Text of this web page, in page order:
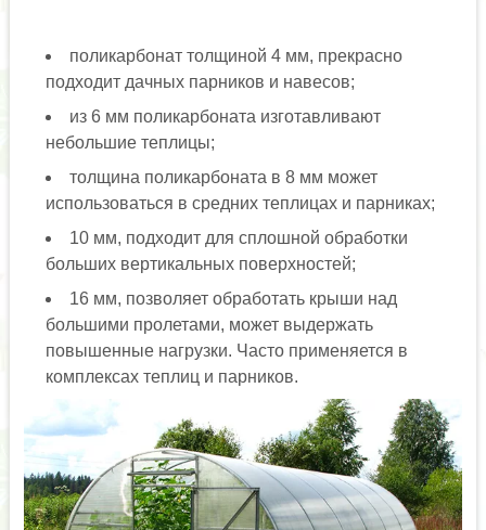
поликарбонат толщиной 4 мм, прекрасно
подходит дачных парников и навесов;
из 6 мм поликарбоната изготавливают
небольшие теплицы;
толщина поликарбоната в 8 мм может
использоваться в средних теплицах и парниках;
10 мм, подходит для сплошной обработки
больших вертикальных поверхностей;
16 мм, позволяет обработать крыши над
большими пролетами, может выдержать
повышенные нагрузки. Часто применяется в
комплексах теплиц и парников.